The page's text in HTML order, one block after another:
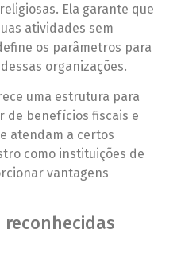
Ela garante que
atividades sem
os parâmetros para
organizações.
uma estrutura para
de benefícios fiscais e
atendam a certos
como instituições de
vantagens
reconhecidas